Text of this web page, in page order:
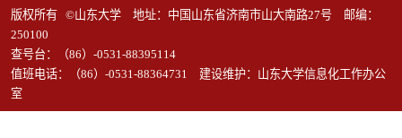
版权所有 ©山东大学 地址：中国山东省济南市山大南路27号 邮编：
250100
查号台：（86）-0531-88395114
值班电话：（86）-0531-88364731 建设维护：山东大学信息化工作办公
室